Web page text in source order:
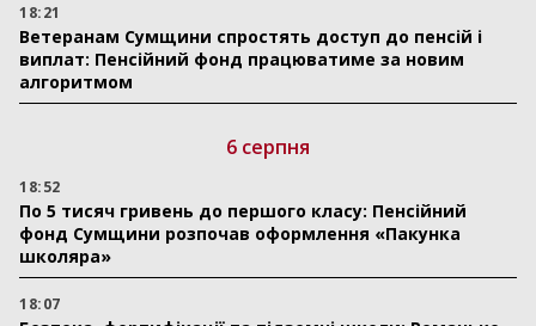
18:21
Ветеранам Сумщини спростять доступ до пенсій і
виплат: Пенсійний фонд працюватиме за новим
алгоритмом
6 серпня
18:52
По 5 тисяч гривень до першого класу: Пенсійний
фонд Сумщини розпочав оформлення «Пакунка
школяра»
18:07